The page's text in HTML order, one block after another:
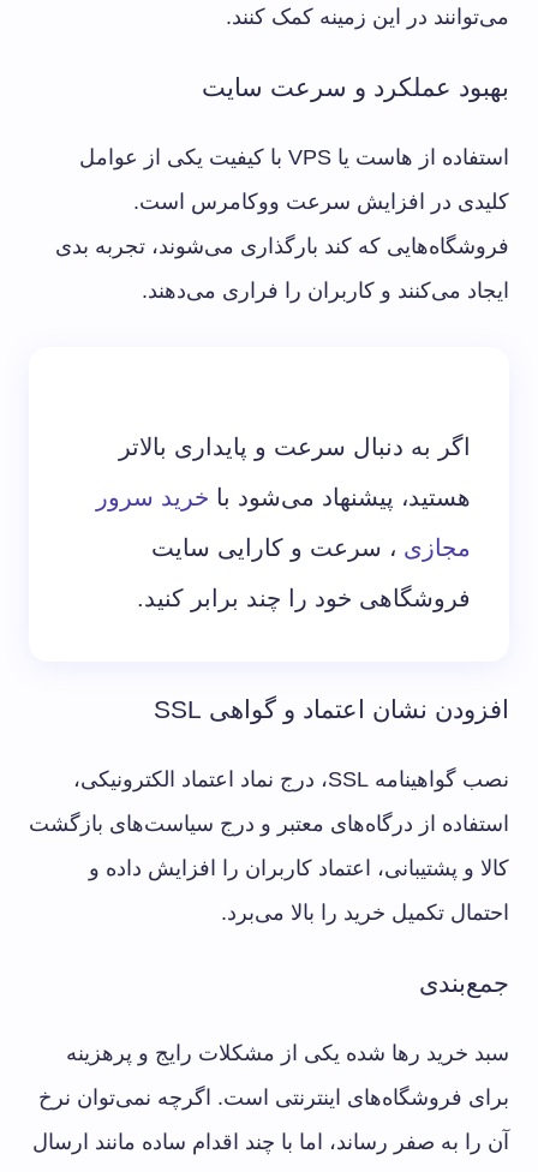
می‌توانند در این زمینه کمک کنند.
بهبود عملکرد و سرعت سایت
استفاده از هاست یا VPS با کیفیت یکی از عوامل
کلیدی در افزایش سرعت ووکامرس است.
فروشگاه‌هایی که کند بارگذاری می‌شوند، تجربه بدی
ایجاد می‌کنند و کاربران را فراری می‌دهند.
اگر به دنبال سرعت و پایداری بالاتر
هستید، پیشنهاد می‌شود با خرید سرور
مجازی ، سرعت و کارایی سایت
فروشگاهی خود را چند برابر کنید.
افزودن نشان اعتماد و گواهی SSL
نصب گواهینامه SSL، درج نماد اعتماد الکترونیکی،
استفاده از درگاه‌های معتبر و درج سیاست‌های بازگشت
کالا و پشتیبانی، اعتماد کاربران را افزایش داده و
احتمال تکمیل خرید را بالا می‌برد.
جمع‌بندی
سبد خرید رها شده یکی از مشکلات رایج و پرهزینه
برای فروشگاه‌های اینترنتی است. اگرچه نمی‌توان نرخ
آن را به صفر رساند، اما با چند اقدام ساده مانند ارسال